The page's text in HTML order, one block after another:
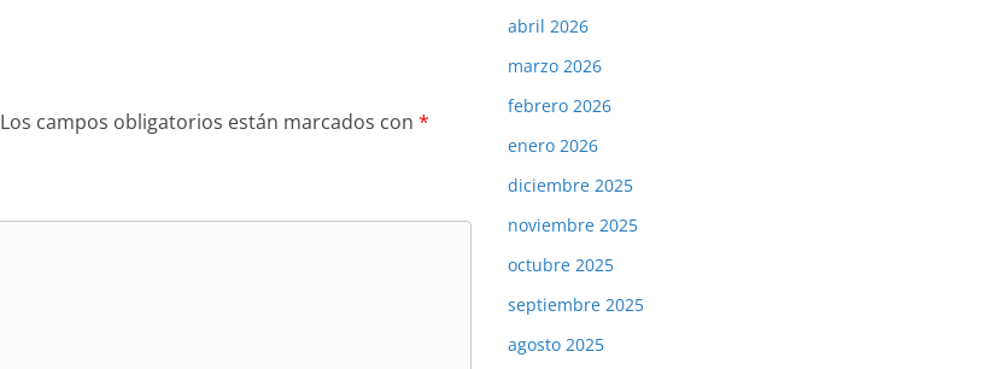
Los campos obligatorios están marcados con *
abril 2026
marzo 2026
febrero 2026
enero 2026
diciembre 2025
noviembre 2025
octubre 2025
septiembre 2025
agosto 2025